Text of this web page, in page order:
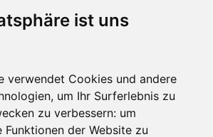
ist uns
verwendet Cookies und andere
um Ihr Surferlebnis zu
zu verbessern: um
Funktionen der Website zu
Impressum Kontakt